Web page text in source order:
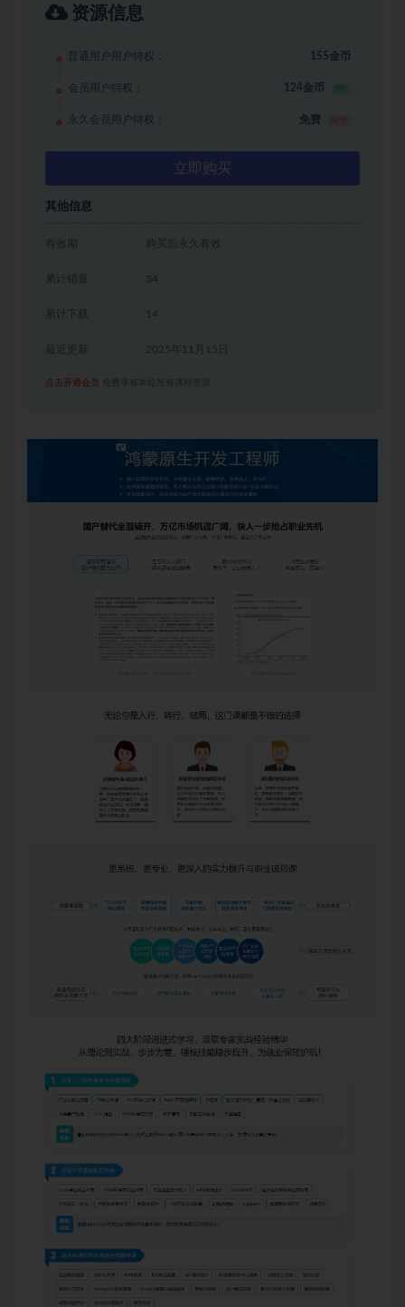
资源信息
普通用户用户特权： 155金币
会员用户特权： 124金币 8折
永久会员用户特权： 免费
立即购买
其他信息
有效期 购买后永久有效
累计销量 34
累计下载 14
2025年11月15日
点击开通会员 免费享有本站所有课程资源